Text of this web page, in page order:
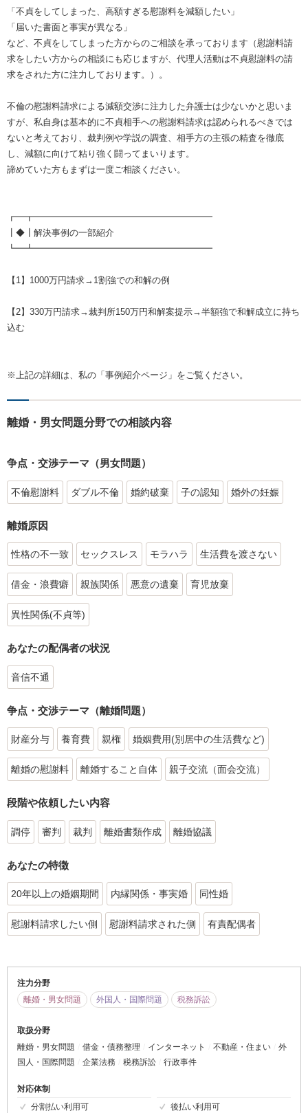
「不貞をしてしまった、高額すぎる慰謝料を減額したい」
「届いた書面と事実が異なる」
など、不貞をしてしまった方からのご相談を承っております（慰謝料請
求をしたい方からの相談にも応じますが、代理人活動は不貞慰謝料の請
求をされた方に注力しております。）。
不倫の慰謝料請求による減額交渉に注力した弁護士は少ないかと思いま
すが、私自身は基本的に不貞相手への慰謝料請求は認められるべきでは
ないと考えており、裁判例や学説の調査、相手方の主張の精査を徹底
し、減額に向けて粘り強く闘ってまいります。
諦めていた方もまずは一度ご相談ください。
┏━┳━━━━━━━━━━━━━━━━━━━━
┃◆┃解決事例の一部紹介
┗━┻━━━━━━━━━━━━━━━━━━━━
【1】1000万円請求→1割強での和解の例
【2】330万円請求→裁判所150万円和解案提示→半額強で和解成立に持ち
込む
※上記の詳細は、私の「事例紹介ページ」をご覧ください。
離婚・男女問題分野での相談内容
争点・交渉テーマ（男女問題）
不倫慰謝料 ダブル不倫 婚約破棄 子の認知 婚外の妊娠
離婚原因
性格の不一致 セックスレス モラハラ 生活費を渡さない
借金・浪費癖 親族関係 悪意の遺棄 育児放棄
異性関係(不貞等)
あなたの配偶者の状況
音信不通
争点・交渉テーマ（離婚問題）
財産分与 養育費 親権 婚姻費用(別居中の生活費など)
離婚の慰謝料 離婚すること自体 親子交流（面会交流）
段階や依頼したい内容
調停 審判 裁判 離婚書類作成 離婚協議
あなたの特徴
20年以上の婚姻期間 内縁関係・事実婚 同性婚
慰謝料請求したい側 慰謝料請求された側 有責配偶者
注力分野
離婚・男女問題
外国人・国際問題 税務訴訟
取扱分野
離婚・男女問題
借金・債務整理 インターネット 不動産・住まい
外
国人・国際問題
企業法務 税務訴訟 行政事件
対応体制
分割払い利用可
後払い利用可